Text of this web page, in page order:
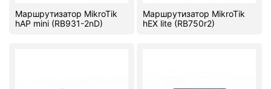
Маршрутизатор MikroTik
hAP mini (RB931-2nD)
Маршрутизатор MikroTik
hEX lite (RB750r2)